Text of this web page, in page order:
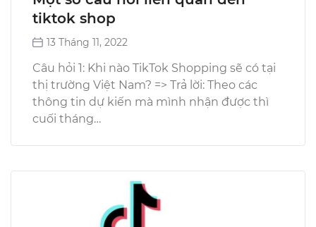
tiktok shop
13 Tháng 11, 2022
Câu hỏi 1: Khi nào TikTok Shopping sẽ có tại
thị trường Việt Nam? => Trả lời: Theo các
thông tin dự kiến mà mình nhận được thì
cuối tháng…